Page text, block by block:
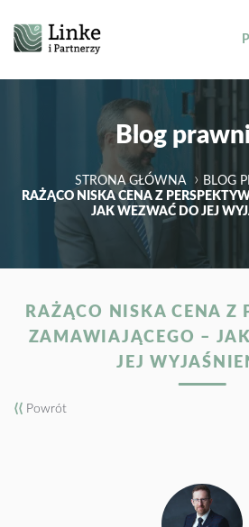
Blog
STRONA GŁÓWNA
BLOG
RAŻĄCO NISKA CENA Z
JAK WEZWAĆ DO JEJ
RAŻĄCO NISKA CENA Z
ZAMAWIAJĄCEGO –
JEJ
⟨⟨ Powrót